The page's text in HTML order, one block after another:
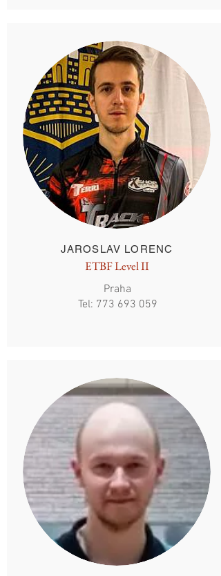
JAROSLAV LORENC
ETBF Level II
Praha
Tel: 773 693 059